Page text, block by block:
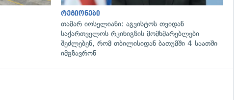
რეგიონები
თამარ იოსელიანი: აგვისტოს თვიდან
საქართველოს რკინიგზის მომხმარებლები
შეძლებენ, რომ თბილისიდან ბათუმში 4 საათში
იმგზავრონ